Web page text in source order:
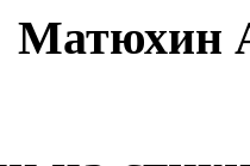
Матюхин